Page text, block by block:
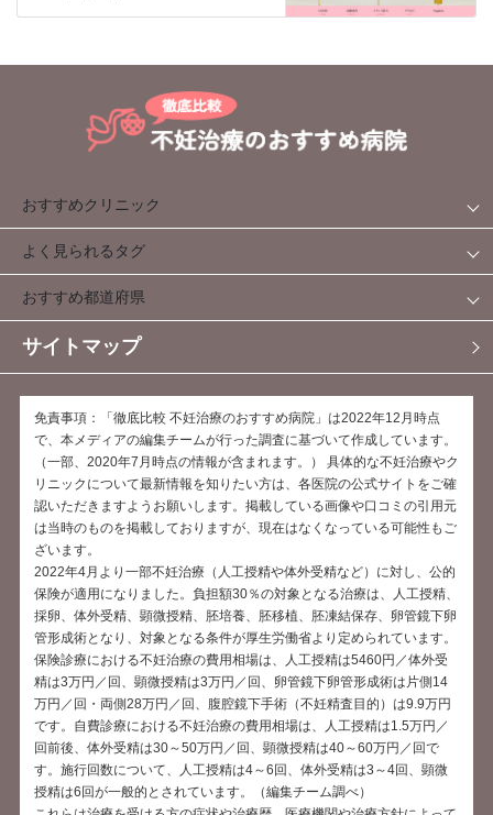
おすすめクリニック
よく見られるタグ
おすすめ都道府県
サイトマップ
免責事項：「徹底比較 不妊治療のおすすめ病院」は2022年12月時点
で、本メディアの編集チームが行った調査に基づいて作成しています。
（一部、2020年7月時点の情報が含まれます。） 具体的な不妊治療やク
リニックについて最新情報を知りたい方は、各医院の公式サイトをご確
認いただきますようお願いします。掲載している画像や口コミの引用元
は当時のものを掲載しておりますが、現在はなくなっている可能性もご
ざいます。
2022年4月より一部不妊治療（人工授精や体外受精など）に対し、公的
保険が適用になりました。負担額30％の対象となる治療は、人工授精、
採卵、体外受精、顕微授精、胚培養、胚移植、胚凍結保存、卵管鏡下卵
管形成術となり、対象となる条件が厚生労働省より定められています。
保険診療における不妊治療の費用相場は、人工授精は5460円／体外受
精は3万円／回、顕微授精は3万円／回、卵管鏡下卵管形成術は片側14
万円／回・両側28万円／回、腹腔鏡下手術（不妊精査目的）は9.9万円
です。自費診療における不妊治療の費用相場は、人工授精は1.5万円／
回前後、体外受精は30～50万円／回、顕微授精は40～60万円／回で
す。施行回数について、人工授精は4～6回、体外受精は3～4回、顕微
授精は6回が一般的とされています。（編集チーム調べ）